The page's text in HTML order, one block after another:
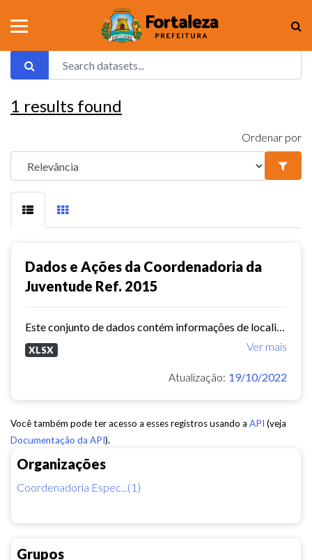
Organizações
Coordenadoria Espec...(1)
Grupos
1 results found
Ordenar por
Dados e Ações da Coordenadoria da
Juventude Ref. 2015
Ver mais
XLSX
Atualização: 19/10/2022
Você também pode ter acesso a esses registros usando a API (veja
Documentação da API).